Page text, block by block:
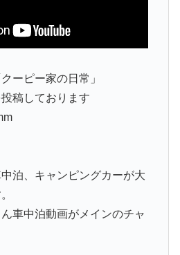
ーピー家の日常」
稿しております
泊、キャンピングカーが大
車中泊動画がメインのチャ